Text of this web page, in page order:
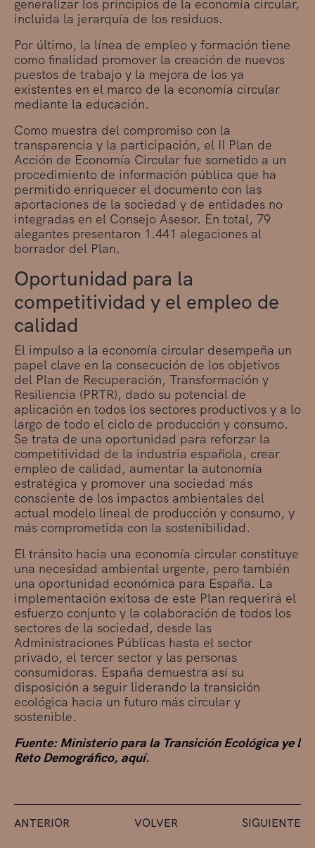
generalizar los principios de la economía circular,
incluida la jerarquía de los residuos.
Por último, la línea de empleo y formación tiene
como finalidad promover la creación de nuevos
puestos de trabajo y la mejora de los ya
existentes en el marco de la economía circular
mediante la educación.
Como muestra del compromiso con la
transparencia y la participación, el II Plan de
Acción de Economía Circular fue sometido a un
procedimiento de información pública que ha
permitido enriquecer el documento con las
aportaciones de la sociedad y de entidades no
integradas en el Consejo Asesor. En total, 79
alegantes presentaron 1.441 alegaciones al
borrador del Plan.
Oportunidad para la
competitividad y el empleo de
calidad
El impulso a la economía circular desempeña un
papel clave en la consecución de los objetivos
del Plan de Recuperación, Transformación y
Resiliencia (PRTR), dado su potencial de
aplicación en todos los sectores productivos y a lo
largo de todo el ciclo de producción y consumo.
Se trata de una oportunidad para reforzar la
competitividad de la industria española, crear
empleo de calidad, aumentar la autonomía
estratégica y promover una sociedad más
consciente de los impactos ambientales del
actual modelo lineal de producción y consumo, y
más comprometida con la sostenibilidad.
El tránsito hacia una economía circular constituye
una necesidad ambiental urgente, pero también
una oportunidad económica para España. La
implementación exitosa de este Plan requerirá el
esfuerzo conjunto y la colaboración de todos los
sectores de la sociedad, desde las
Administraciones Públicas hasta el sector
privado, el tercer sector y las personas
consumidoras. España demuestra así su
disposición a seguir liderando la transición
ecológica hacia un futuro más circular y
sostenible.
Fuente: Ministerio para la Transición Ecológica ye l
Reto Demográfico, aquí.
ANTERIOR VOLVER SIGUIENTE